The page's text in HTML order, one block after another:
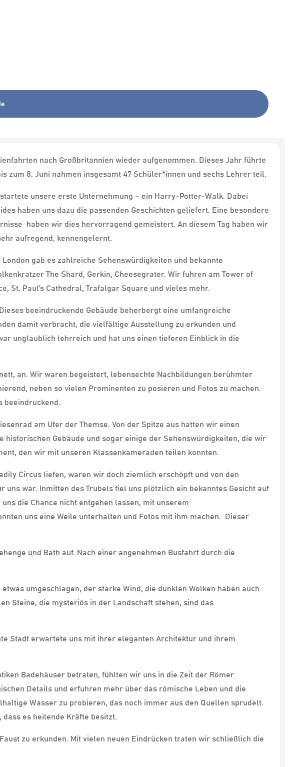
nach Großbritannien wieder aufgenommen. Dieses Jahr führte
zum 8. Juni nahmen insgesamt 47 Schüler*innen und sechs Lehrer teil.
unsere erste Unternehmung – ein Harry-Potter-Walk. Dabei
haben uns dazu die passenden Geschichten geliefert. Eine besondere
haben wir dies hervorragend gemeistert. An diesem Tag haben wir
aufregend, kennengelernt.
gab es zahlreiche Sehenswürdigkeiten und bekannte
The Shard, Gerkin, Cheesegrater. Wir fuhren am Tower of
St. Paul’s Cathedral, Trafalgar Square und vieles mehr.
beeindruckende Gebäude beherbergt eine umfangreiche
damit verbracht, die vielfältige Ausstellung zu erkunden und
unglaublich lehrreich und hat uns einen tieferen Einblick in die
an. Wir waren begeistert, lebensechte Nachbildungen berühmter
neben so vielen Prominenten zu posieren und Fotos zu machen.
beeindruckend.
am Ufer der Themse. Von der Spitze aus hatten wir einen
Gebäude und sogar einige der Sehenswürdigkeiten, die wir
den wir mit unseren Klassenkameraden teilen konnten.
Circus liefen, waren wir doch ziemlich erschöpft und von den
war. Inmitten des Trubels fiel uns plötzlich ein bekanntes Gesicht auf
die Chance nicht entgehen lassen, mit unserem
uns eine Weile unterhalten und Fotos mit ihm machen.
Dieser
und Bath auf. Nach einer angenehmen Busfahrt durch die
umgeschlagen, der starke Wind, die dunklen Wolken haben auch
Steine, die mysteriös in der Landschaft stehen, sind das
Stadt erwartete uns mit ihrer eleganten Architektur und ihrem
Badehäuser betraten, fühlten wir uns in die Zeit der Römer
Details und erfuhren mehr über das römische Leben und die
Wasser zu probieren, das noch immer aus den Quellen sprudelt.
dass es heilende Kräfte besitzt.
zu erkunden. Mit vielen neuen Eindrücken traten wir schließlich die